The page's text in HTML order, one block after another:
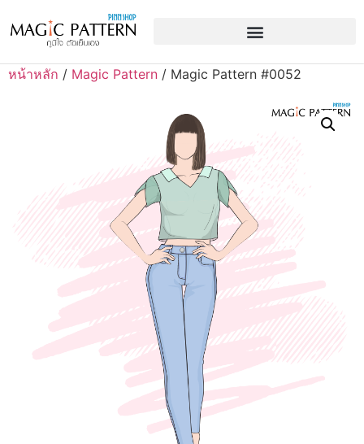
หน้าหลัก / Magic Pattern / Magic Pattern #0052